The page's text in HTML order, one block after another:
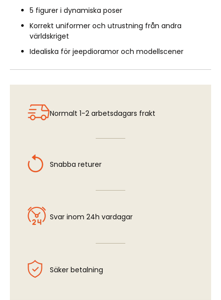
5 figurer i dynamiska poser
Korrekt uniformer och utrustning från andra
världskriget
Idealiska för jeepdioramor och modellscener
Normalt 1-2 arbetsdagars frakt
Snabba returer
Svar inom 24h vardagar
Säker betalning